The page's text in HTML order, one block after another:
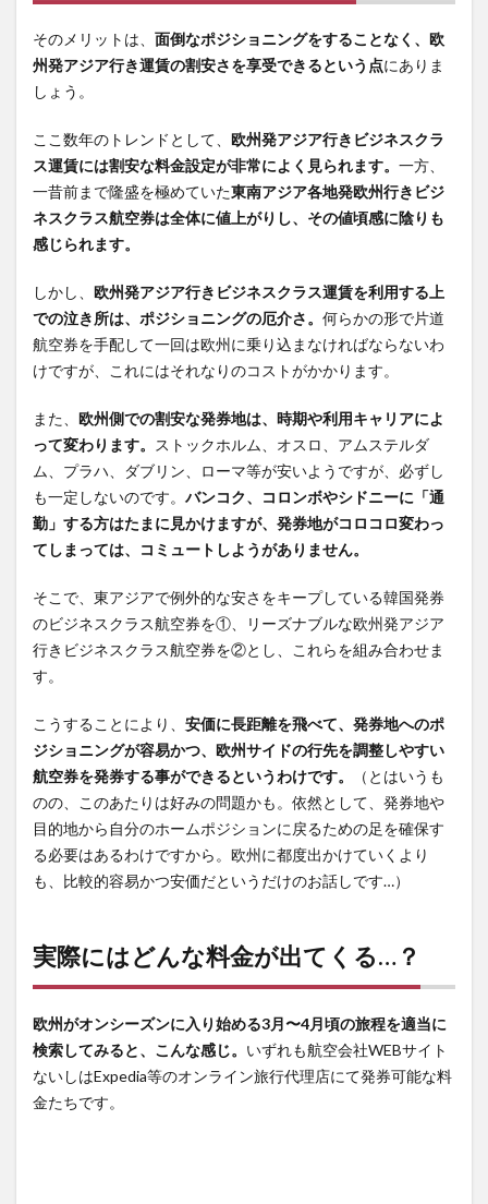
く
る…？
4
ネス
クラ
スの
バッ
クワ
ンウ
はあ
の半
島発
が楽
い！
韓国
から
バン
コク
へ欧
州経
飛ん
でみ
よ
とめ
そのメリットは、 面倒なポジショニングをすることなく、欧
州発アジア行き運賃の割安さを享受できるという点にありま
しょう。
ここ数年のトレンドとして、 欧州発アジア行きビジネスクラ
ス運賃には割安な料金設定が非常によく見られます。 一方、
一昔前まで隆盛を極めていた東南アジア各地発欧州行きビジ
ネスクラス航空券は全体に値上がりし、その値頃感に陰りも
感じられます。
しかし、 欧州発アジア行きビジネスクラス運賃を利用する上
での泣き所は、ポジショニングの厄介さ。 何らかの形で片道
航空券を手配して一回は欧州に乗り込まなければならないわ
けですが、これにはそれなりのコストがかかります。
また、 欧州側での割安な発券地は、時期や利用キャリアによ
って変わります。
ストックホルム、オスロ、アムステルダ
ム、プラハ、ダブリン、ローマ等が安いようですが、必ずし
も一定しないのです。 バンコク、コロンボやシドニーに「通
勤」する方はたまに見かけますが、発券地がコロコロ変わっ
てしまっては、コミュートしようがありません。
そこで、東アジアで例外的な安さをキープしている韓国発券
のビジネスクラス航空券を①、リーズナブルな欧州発アジア
行きビジネスクラス航空券を②とし、これらを組み合わせま
す。
こうすることにより、 安価に長距離を飛べて、発券地へのポ
ジショニングが容易かつ、欧州サイドの行先を調整しやすい
航空券を発券する事ができるというわけです。
（とはいうも
のの、このあたりは好みの問題かも。依然として、発券地や
目的地から自分のホームポジションに戻るための足を確保す
る必要はあるわけですから。欧州に都度出かけていくより
も、比較的容易かつ安価だというだけのお話しです…）
実際にはどんな料金が出てくる…？
欧州がオンシーズンに入り始める3月〜4月頃の旅程を適当に
検索してみると、こんな感じ。 いずれも航空会社WEBサイト
ないしはExpedia等のオンライン旅行代理店にて発券可能な料
金たちです。